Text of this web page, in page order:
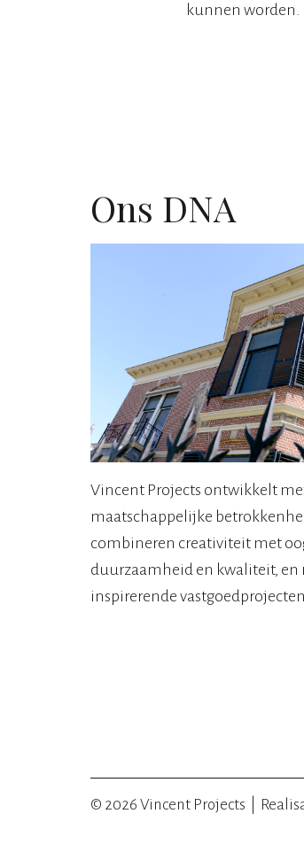
kunnen worden.
Ons DNA
Vincent Projects ontwikkelt
maatschappelijke
combineren creativiteit met
duurzaamheid en kwaliteit, en
inspirerende vastgoedprojecten.
© 2026 Vincent Projects